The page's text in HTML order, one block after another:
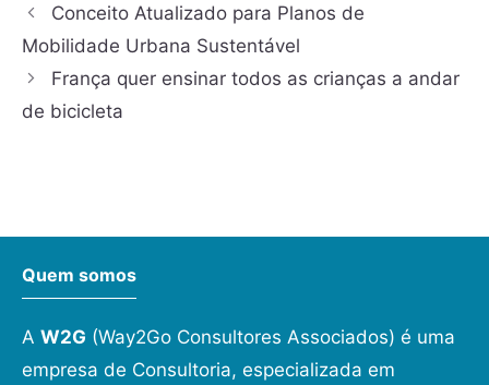
Conceito Atualizado para Planos de
Mobilidade Urbana Sustentável
França quer ensinar todos as crianças a andar
de bicicleta
Quem somos
A W2G (Way2Go Consultores Associados) é uma
empresa de Consultoria, especializada em